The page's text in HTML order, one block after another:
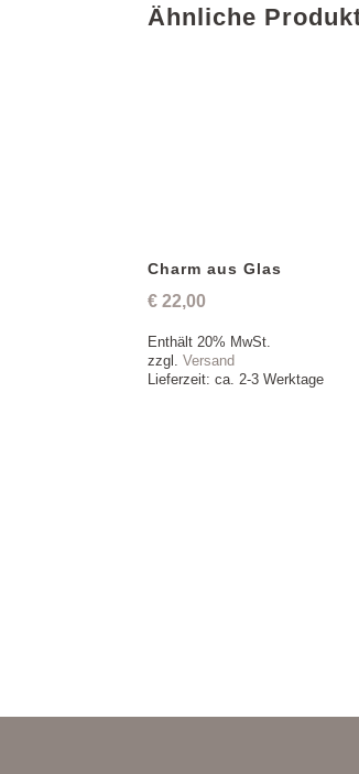
Ähnliche
Charm aus Glas
€ 22,00
Enthält 20% MwSt.
zzgl.Versand
Lieferzeit: ca. 2-3 Werktage